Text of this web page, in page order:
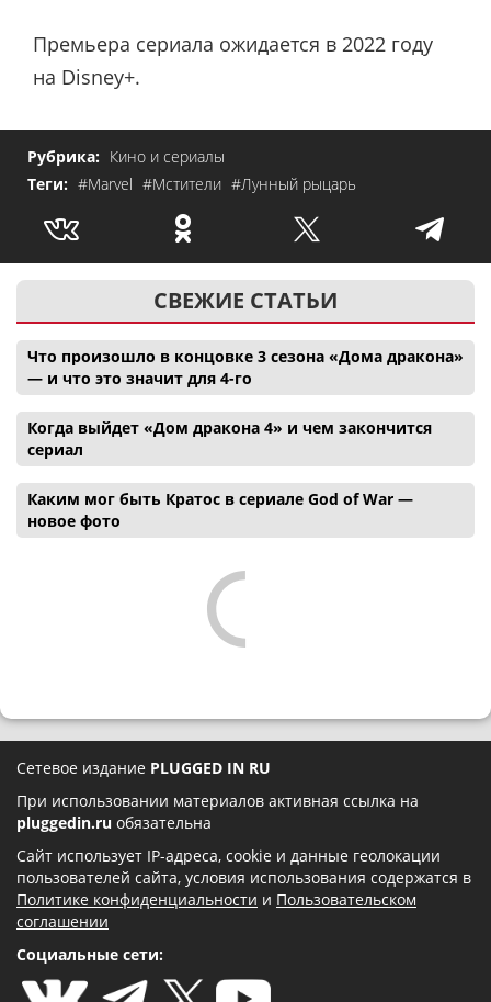
Премьера сериала ожидается в 2022 году
на Disney+.
Рубрика: Кино и сериалы
Теги: #Marvel #Мстители #Лунный рыцарь
СВЕЖИЕ СТАТЬИ
Что произошло в концовке 3 сезона «Дома дракона»
— и что это значит для 4-го
Когда выйдет «Дом дракона 4» и чем закончится
сериал
Каким мог быть Кратос в сериале God of War —
новое фото
Сетевое издание PLUGGED IN RU
При использовании материалов активная ссылка на
pluggedin.ru обязательна
Сайт использует IP-адреса, cookie и данные геолокации
пользователей сайта, условия использования содержатся в
Политике конфиденциальности и Пользовательском
соглашении
Социальные сети: